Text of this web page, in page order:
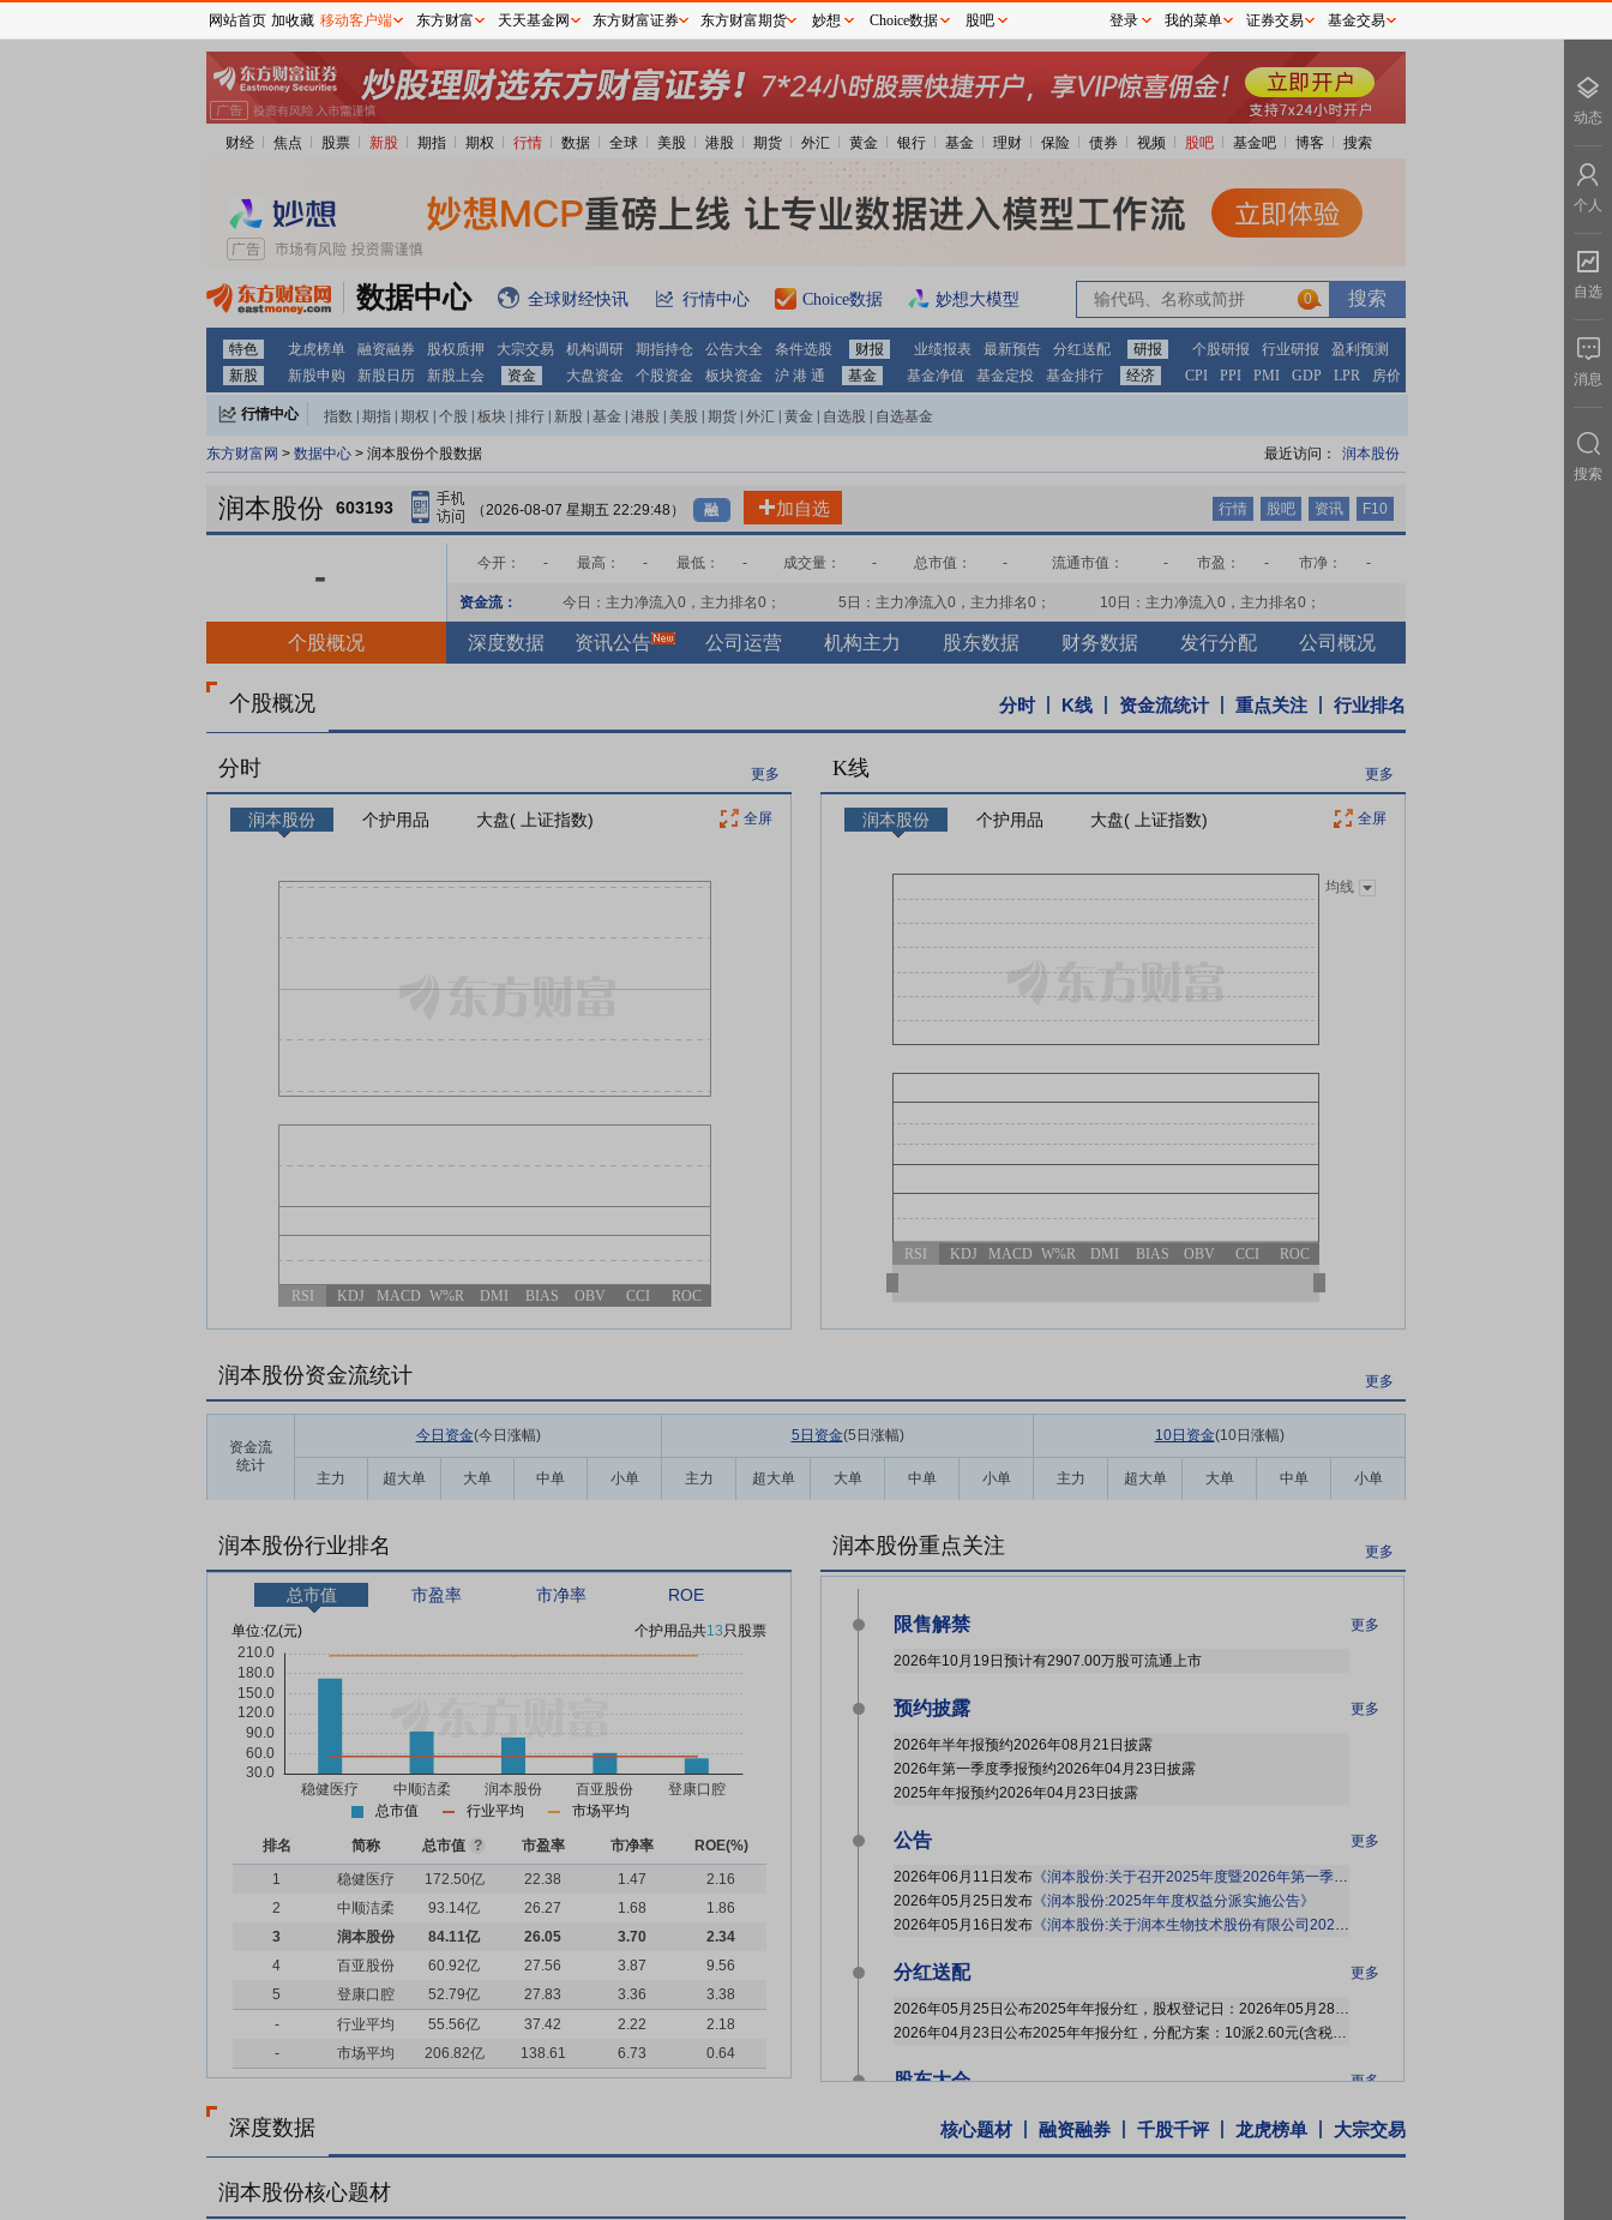
财经 焦点 股票 新股 期指 期权 行情 数据 全球 美股 港股 期货 外汇 黄金 银行 基金 理财 保险 债券 视频 股吧 基金吧 博客 搜索
数据中心 全球财经快讯 行情中心 Choice数据 妙想大模型 0
0
特色 龙虎榜单 融资融券 股权质押 大宗交易 机构调研 期指持仓 公告大全 条件选股 财报 业绩报表 最新预告 分红送配 研报 个股研报 行业研报
盈利预测
新股
新股申购 新股日历 新股上会 资金 大盘资金 个股资金 板块资金 沪 港 通 基金 基金净值 基金定投 基金排行 经济 CPI PPI PMI GDP LPR 房价
行情中心 指数 期指 期权 个股 板块 排行 新股 基金 港股 美股 期货 外汇 黄金 自选股 自选基金
东方财富网 > 数据中心 > 润本股份个股数据 最近访问： 润本股份
润本股份 603193 （2026-08-07 星期五 22:29:48） 融 加自选 行情 股吧 资讯 F10
- 今开： - 最高： - 最低： - 成交量： - 总市值： - 流通市值： - 市盈： - 市净： -
资金流： 今日：主力净流入0 ，主力排名0 ； 5日：主力净流入0 ，主力排名0 ； 10日：主力净流入0 ，主力排名0 ；
个股概况 深度数据 资讯公告 公司运营 机构主力 股东数据 财务数据 发行分配 公司概况
个股概况 分时 K线 资金流统计 重点关注 行业排名
分时 更多
润本股份 个护用品 大盘( 上证指数) 全屏
RSI KDJ MACD W%R DMI BIAS OBV CCI ROC
K线 更多
润本股份 个护用品 大盘( 上证指数) 全屏
均线
RSI KDJ MACD W%R DMI BIAS OBV CCI ROC
润本股份资金流统计 更多
资金流
统计
今日资金(今日涨幅) 5日资金(5日涨幅) 10日资金(10日涨幅)
主力 超大单 大单 中单 小单 主力 超大单 大单 中单 小单 主力 超大单 大单 中单 小单
润本股份行业排名
总市值 市盈率 市净率 ROE
单位:亿(元) 个护用品共13只股票
总市值 行业平均 市场平均
排名 简称 总市值 ? 市盈率 市净率
ROE(%)
1
稳健医疗 172.50亿 22.38 1.47
2.16
2
中顺洁柔 93.14亿 26.27 1.68
1.86
3
润本股份 84.11亿 26.05 3.70
2.34
4
百亚股份 60.92亿 27.56 3.87
9.56
5
登康口腔 52.79亿 27.83 3.36
3.38
-
行业平均 55.56亿 37.42 2.22
2.18
-
市场平均 206.82亿 138.61 6.73 0.64
润本股份重点关注 更多
限售解禁 更多
2026年10月19日预计有2907.00万股可流通上市
预约披露 更多
2026年半年报预约2026年08月21日披露
2026年第一季度季报预约2026年04月23日披露
2025年年报预约2026年04月23日披露
公告 更多
2026年06月11日发布 《润本股份:关于召开2025年度暨2026年第一季度业绩说明会的公告》
2026年05月25日发布 《润本股份:2025年年度权益分派实施公告》
2026年05月16日发布 《润本股份:关于润本生物技术股份有限公司2025年年度股东会的法律意见书》
分红送配 更多
2026年05月25日公布2025年年报分红，股权登记日：2026年05月28日；除权除息日：2026年05月29日；分配方案：10派2.60元(含税,扣税后2.34元)[正式]
2026年04月23日公布2025年年报分红，分配方案：10派2.60元(含税)[预案]
股东大会 更多
于2026-05-15召开2025年年度股东大会
研报
深度数据 核心题材 融资融券 千股千评 龙虎榜单 大宗交易
润本股份核心题材
网站首页 加收藏 移动客户端 东方财富 天天基金网 东方财富证券 东方财富期货 妙想 Choice数据 股吧 登录 我的菜单 证券交易 基金交易
动态
个人
自选
消息
搜索